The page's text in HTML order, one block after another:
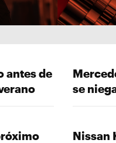
antes de
se
Nissan